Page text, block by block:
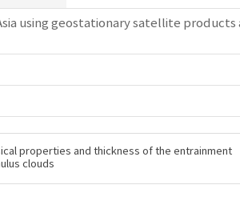
using geostationary satellite products
properties and thickness of the entrainment
clouds